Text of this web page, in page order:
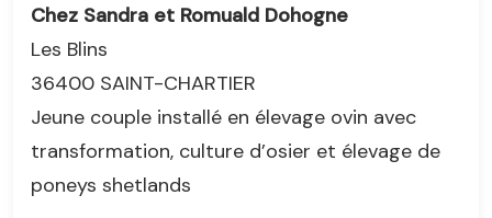
Chez Sandra et Romuald Dohogne
Les Blins
36400 SAINT-CHARTIER
Jeune couple installé en élevage ovin avec
transformation, culture d’osier et élevage de
poneys shetlands